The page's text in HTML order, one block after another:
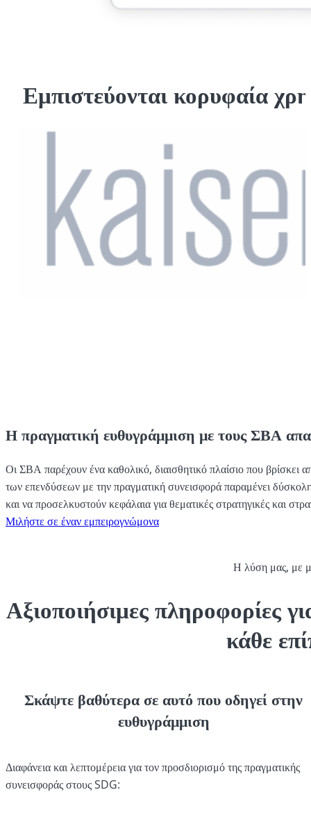
Εμπιστεύονται κορυφαία
Η πραγματική ευθυγράμμιση με τους ΣΒΑ
Οι ΣΒΑ παρέχουν ένα καθολικό, διαισθητικό πλαίσιο που βρίσκει
των επενδύσεων με την πραγματική συνεισφορά παραμένει
και να προσελκυστούν κεφάλαια για θεματικές στρατηγικές και
Μιλήστε σε έναν εμπειρογνώμονα
Η λύση μας, με
Αξιοποιήσιμες πληροφορίες
κάθε
Σκάψτε βαθύτερα σε αυτό που οδηγεί στην
ευθυγράμμιση
Διαφάνεια και λεπτομέρεια για τον προσδιορισμό της πραγματικής
συνεισφοράς στους SDG: